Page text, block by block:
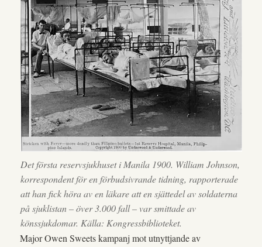
Det första reservsjukhuset i Manila 1900. William Johnson,
korrespondent för en förbudsivrande tidning, rapporterade
att han fick höra av en läkare att en sjättedel av soldaterna
på sjuklistan – över 3.000 fall – var smittade av
könssjukdomar. Källa: Kongressbiblioteket.
Major Owen Sweets kampanj mot utnyttjande av